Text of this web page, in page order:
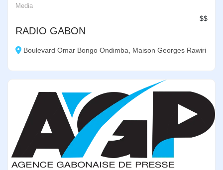
Media
$$
RADIO GABON
Boulevard Omar Bongo Ondimba, Maison Georges Rawiri